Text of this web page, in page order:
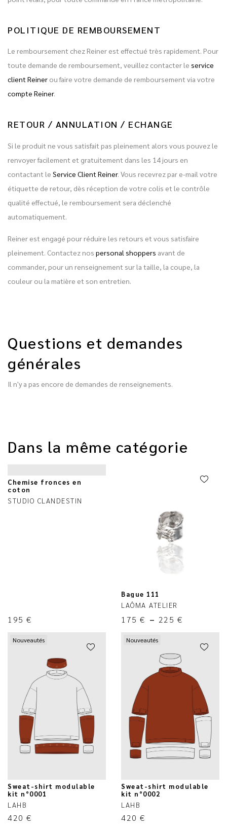
POLITIQUE DE REMBOURSEMENT
Le remboursement chez Reiner est effectué très rapidement. Pour
toute demande de remboursement, veuillez contacter le service
client Reiner ou faire votre demande de remboursement via votre
compte Reiner.
RETOUR / ANNULATION / ECHANGE
Si le produit ne vous satisfait pas pleinement alors vous pouvez le
renvoyer facilement et gratuitement dans les 14 jours en
contactant le Service Client Reiner. Vous recevrez par e-mail votre
étiquette de retour, dès réception de votre colis et le contrôle
qualité effectué, le remboursement sera déclenché
automatiquement.
Reiner est engagé pour réduire les retours et vous satisfaire
pleinement. Contactez nos personal shoppers avant de
commander, pour un renseignement sur la taille, la coupe, la
couleur ou la matière et son entretien.
Questions et demandes
générales
Il n'y a pas encore de demandes de renseignements.
Dans la même catégorie
Chemise fronces en
coton
STUDIO CLANDESTIN
195 €
Bague 111
LAÔMA ATELIER
175 € – 225 €
Nouveautés
Sweat-shirt modulable
kit n°0001
LAHB
420 €
Nouveautés
Sweat-shirt modulable
kit n°0002
LAHB
420 €